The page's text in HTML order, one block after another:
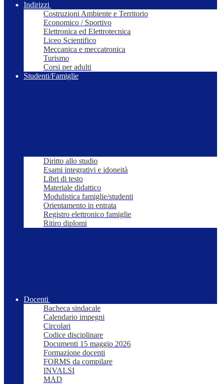
Indirizzi
Costruzioni Ambiente e Territorio
Economico / Sportivo
Elettronica ed Elettrotecnica
Liceo Scientifico
Meccanica e meccatronica
Turismo
Corsi per adulti
Studenti/Famiglie
Diritto allo studio
Esami integrativi e idoneità
Libri di testo
Materiale didattico
Modulistica famiglie/studenti
Orientamento in entrata
Registro elettronico famiglie
Ritiro diplomi
Docenti
Bacheca sindacale
Calendario impegni
Circolari
Codice disciplinare
Documenti 15 maggio 2026
Formazione docenti
FORMS da compilare
INVALSI
MAD